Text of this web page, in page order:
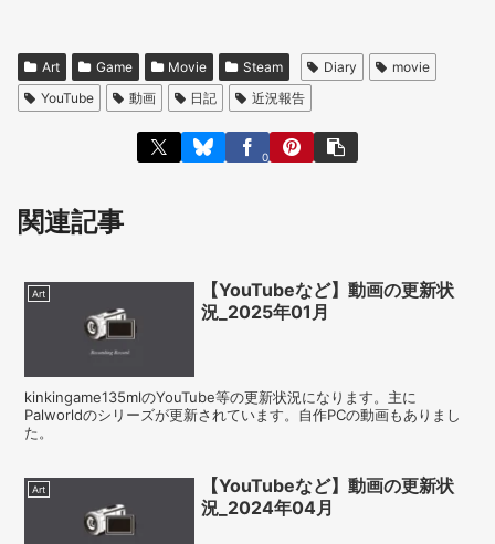
Art Game Movie Steam Diary
movie
YouTube
動画 日記 近況報告
0
関連記事
Art
【YouTubeなど】動画の更新状
況_2025年01月
kinkingame135mlのYouTube等の更新状況になります。主に
Palworldのシリーズが更新されています。自作PCの動画もありまし
た。
Art
【YouTubeなど】動画の更新状
況_2024年04月